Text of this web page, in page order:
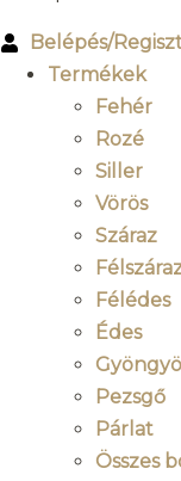
Belépés/
Termékek
Fehér
Rozé
Siller
Vörös
Száraz
Félédes
Édes
Pezsgő
Párlat
Összes